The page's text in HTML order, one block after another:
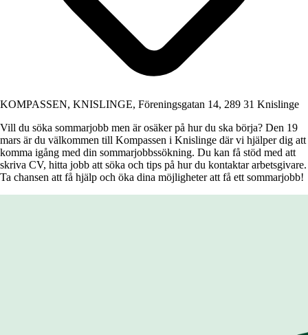
KOMPASSEN, KNISLINGE, Föreningsgatan 14, 289 31 Knislinge
Vill du söka sommarjobb men är osäker på hur du ska börja? Den 19
mars är du välkommen till Kompassen i Knislinge där vi hjälper dig att
komma igång med din sommarjobbssökning. Du kan få stöd med att
skriva CV, hitta jobb att söka och tips på hur du kontaktar arbetsgivare.
Ta chansen att få hjälp och öka dina möjligheter att få ett sommarjobb!